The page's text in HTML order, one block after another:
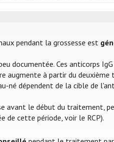
pendant la grossesse est
documentée. Ces anticorps
augmente à partir du
né dépendent de la cible de
avant le début du traitement,
de cette période, voir le RCP).